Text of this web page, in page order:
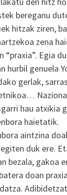
bereganu
hitzak ziren,
zena
“praxia”. Egia
hurbil genuela
gerlak,
hau atxikia
haietatik.
aintzina
duk ere.
bezala, gakoa
doan